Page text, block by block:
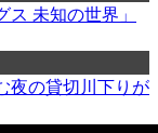
未知の世界」
夜の貸切川下りが